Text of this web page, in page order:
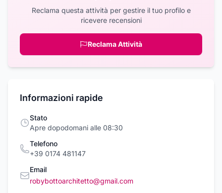
Reclama questa attività per gestire il tuo profilo e
ricevere recensioni
Reclama Attività
Informazioni rapide
Stato
Apre dopodomani alle 08:30
Telefono
+39 0174 481147
Email
robybottoarchitetto@gmail.com